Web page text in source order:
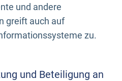
und andere
greift auch auf
zu.
und Beteiligung an